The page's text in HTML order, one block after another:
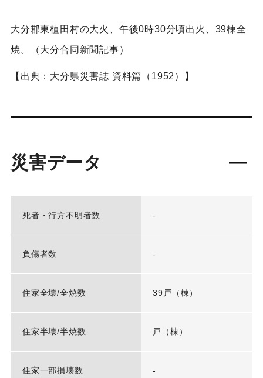
大分郡東植田村の大火、午後0時30分頃出火、39棟全
焼。（大分合同新聞記事）
【出典：大分県災害誌 資料篇（1952）】
災害データ
死者・行方不明者数 -
負傷者数 -
住家全壊/全焼数 39戸（棟）
住家半壊/半焼数 戸（棟）
住家一部損壊数 -